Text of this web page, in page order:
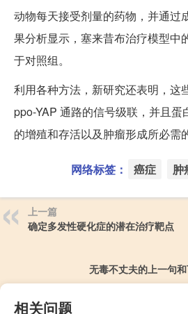
动物每天接受剂量的药物，并通过
果分析显示，塞来昔布治疗模型中
于对照组。
利用各种方法，新研究还表明，这
ppo-YAP 通路的信号级联，并且蛋
的增殖和存活以及肿瘤形成所必需的
网络标签： 癌症 肿
上一篇
确定多发性硬化症的潜在治疗靶点
无毒不丈夫的上一句
相关问题